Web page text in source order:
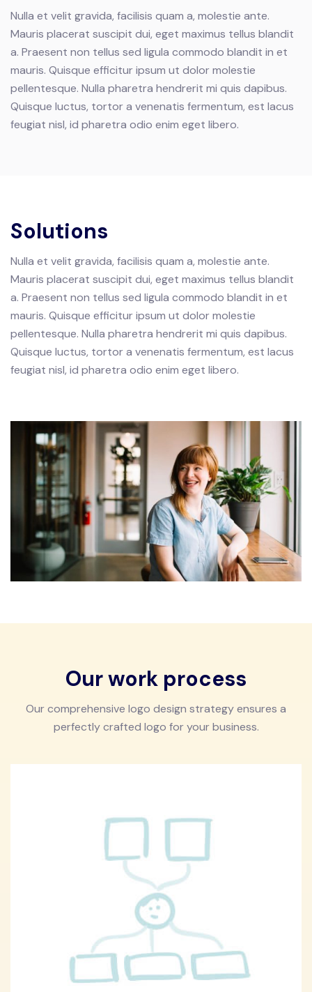
Nulla et velit gravida, facilisis quam a, molestie ante.
Mauris placerat suscipit dui, eget maximus tellus blandit
a. Praesent non tellus sed ligula commodo blandit in et
mauris. Quisque efficitur ipsum ut dolor molestie
pellentesque. Nulla pharetra hendrerit mi quis dapibus.
Quisque luctus, tortor a venenatis fermentum, est lacus
feugiat nisl, id pharetra odio enim eget libero.
Solutions
Nulla et velit gravida, facilisis quam a, molestie ante.
Mauris placerat suscipit dui, eget maximus tellus blandit
a. Praesent non tellus sed ligula commodo blandit in et
mauris. Quisque efficitur ipsum ut dolor molestie
pellentesque. Nulla pharetra hendrerit mi quis dapibus.
Quisque luctus, tortor a venenatis fermentum, est lacus
feugiat nisl, id pharetra odio enim eget libero.
Our work process
Our comprehensive logo design strategy ensures a
perfectly crafted logo for your business.